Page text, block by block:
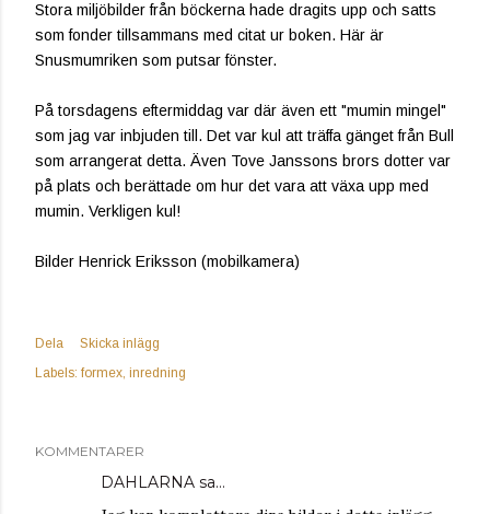
Stora miljöbilder från böckerna hade dragits upp och satts
som fonder tillsammans med citat ur boken. Här är
Snusmumriken som putsar fönster.
På torsdagens eftermiddag var där även ett "mumin mingel"
som jag var inbjuden till. Det var kul att träffa gänget från Bull
som arrangerat detta. Även Tove Janssons brors dotter var
på plats och berättade om hur det vara att växa upp med
mumin. Verkligen kul!
Bilder Henrick Eriksson (mobilkamera)
Dela
Skicka inlägg
Labels: formex inredning
KOMMENTARER
DAHLARNA sa…